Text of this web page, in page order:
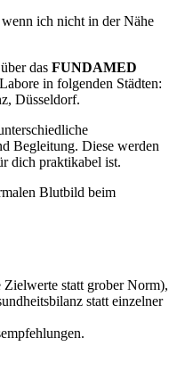
ich nicht in der Nähe
das FUNDAMED
in folgenden Städten:
Düsseldorf.
Begleitung. Diese werden
dich praktikabel ist.
Blutbild beim
statt grober Norm),
statt einzelner